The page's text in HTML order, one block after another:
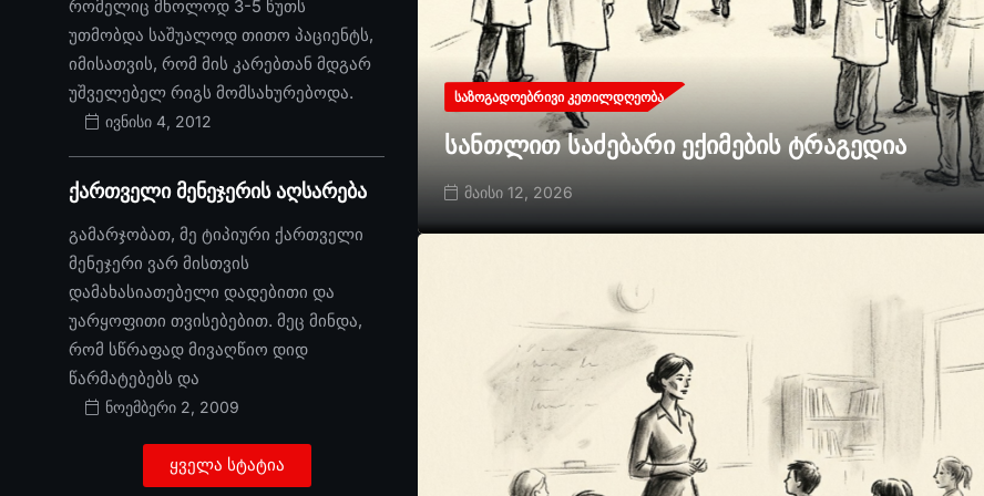
რომელიც მხოლოდ 3-5 წუთს
უთმობდა საშუალოდ თითო პაციენტს,
იმისათვის, რომ მის კარებთან მდგარ
უშველებელ რიგს მომსახურებოდა.
ივნისი 4, 2012
ქართველი მენეჯერის აღსარება
გამარჯობათ, მე ტიპიური ქართველი
მენეჯერი ვარ მისთვის
დამახასიათებელი დადებითი და
უარყოფითი თვისებებით. მეც მინდა,
რომ სწრაფად მივაღწიო დიდ
წარმატებებს და
ნოემბერი 2, 2009
ყველა სტატია
ᲡᲐᲖᲝᲒᲐᲓᲝᲔᲑᲠᲘᲕᲘ ᲙᲔᲗᲘᲚᲓᲦᲔᲝᲑᲐ
სანთლით საძებარი ექიმების ტრაგედია
მაისი 12, 2026